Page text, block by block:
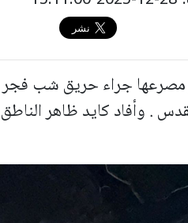
مصرعها جراء حريق شب
. وأفاد كايد ظاهر الناطق